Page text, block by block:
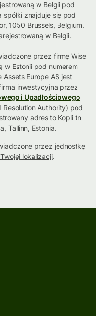
w Belgii pod
znajduje się pod
1050 Brussels, Belgium.
w Belgii.
przez firmę Wise
w Estonii pod numerem
Europe AS jest
inwestycyjna przez
i Upadłościowego
Resolution Authority) pod
adres to Kopli tn
Tallinn, Estonia.
przez jednostkę
lokalizacji.